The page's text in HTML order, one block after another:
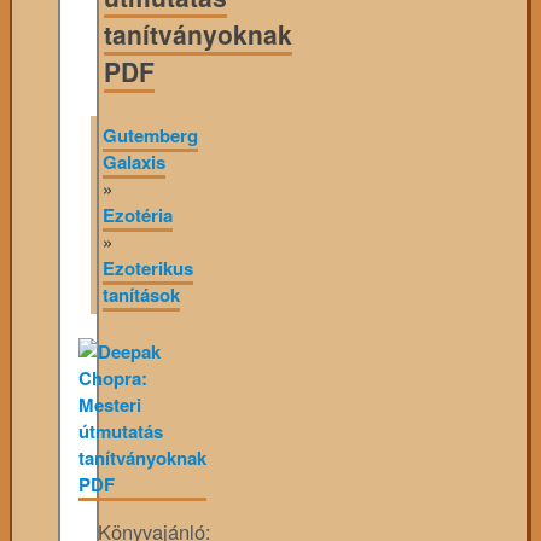
tanítványoknak
PDF
Gutemberg
Galaxis
»
Ezotéria
»
Ezoterikus
tanítások
Könyvajánló: